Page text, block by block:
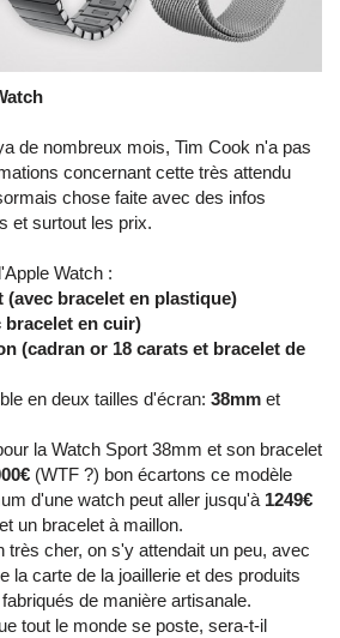
de nombreux mois, Tim Cook n'a pas
concernant cette très attendu
chose faite avec des infos
et surtout les prix.
Watch :
(avec bracelet en plastique)
bracelet en cuir)
(cadran or 18 carats et bracelet de
en deux tailles d'écran: 38mm et
la Watch Sport 38mm et son bracelet
(WTF ?) bon écartons ce modèle
d'une watch peut aller jusqu'à 1249€
un bracelet à maillon.
très cher, on s'y attendait un peu, avec
la carte de la joaillerie et des produits
de manière artisanale.
tout le monde se poste, sera-t-il